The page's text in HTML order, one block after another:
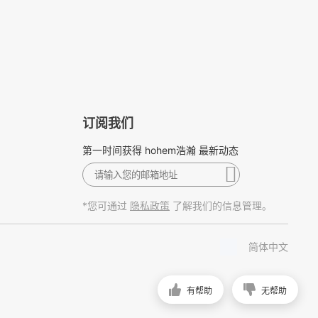
有帮助 无帮助
订阅我们
第一时间获得 hohem浩瀚 最新动态
*您可通过 隐私政策 了解我们的信息管理。
简体中文